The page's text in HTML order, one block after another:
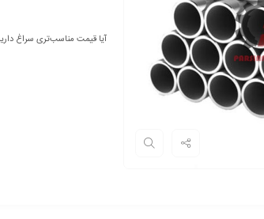
آیا قیمت مناسب‌تری سراغ